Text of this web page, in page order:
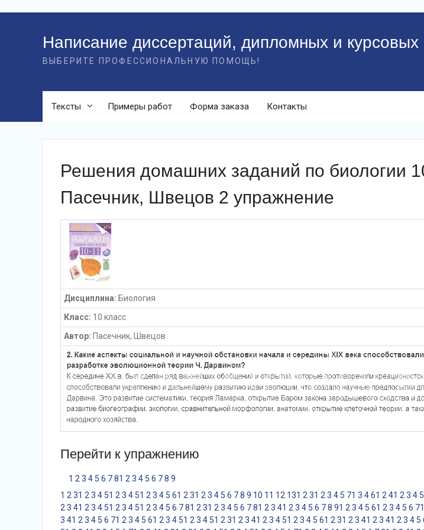
Написание диссертаций, дипломных и
ВЫБЕРИТЕ ПРОФЕССИОНАЛЬНУЮ ПОМОЩЬ!
Тексты Примеры работ Форма заказа Контакты
Решения домашних заданий по биологии
Пасечник, Швецов 2 упражнение
Дисциплина: Биология
Класс: 10 класс
Автор: Пасечник, Швецов
Перейти к упражнению
1 2 3 4 5 6 781 2 3 4 5 6 78 9
1 2 31 2 3 4 51 2 3 4 51 2 3 4 5 61 2 31 2 3 4 5 6 78 9 10 11 12 131 2 31 2 3 4 5 71 3 461 2 41 2 3 4 5
2 3 41 2 3 4 51 2 3 4 51 2 3 4 5 6 781 2 31 2 3 4 5 6 781 2 3 41 2 3 4 5 6 78 91 2 3 4 5 61 2 3 4 5 6 71
3 41 2 3 4 5 6 71 2 3 4 5 61 2 3 4 51 2 3 4 51 2 31 2 3 41 2 3 4 51 2 3 4 5 61 2 31 2 3 41 2 3 41 2 3 4 5